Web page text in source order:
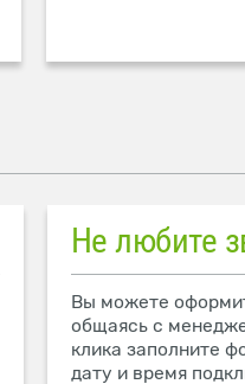
Не любите
Вы можете
общаясь с
клика заполните
дату и время